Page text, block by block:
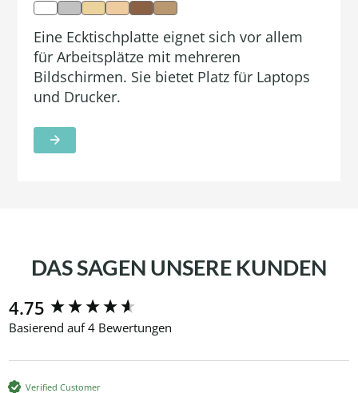
Eine Ecktischplatte eignet sich vor allem
für Arbeitsplätze mit mehreren
Bildschirmen. Sie bietet Platz für Laptops
und Drucker.
DAS SAGEN UNSERE KUNDEN
4.75
Basierend auf 4 Bewertungen
Verified Customer
New content loaded